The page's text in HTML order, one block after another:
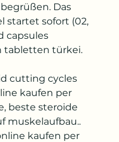
Das
startet sofort (02,
capsules
tabletten türkei.
cutting cycles
kaufen per
beste steroide
muskelaufbau..
kaufen per